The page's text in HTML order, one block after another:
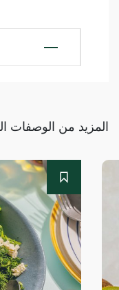
المزيد من الوصفات